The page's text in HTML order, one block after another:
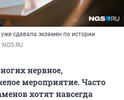
сдавала экзамен по истории
нервное,
мероприятие. Часто
хотят навсегда